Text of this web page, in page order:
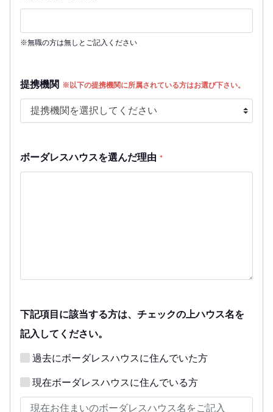
※無職の方は無しとご記入ください
提携機関 ※以下の提携機関に所属されている方はお選び下さい。
ボーダレスハウスを選んだ理由 *
下記項目に該当する方は、チェックの上ハウス名を
記入してください。
過去にボーダレスハウスに住んでいた方
現在ボーダレスハウスに住んでいる方